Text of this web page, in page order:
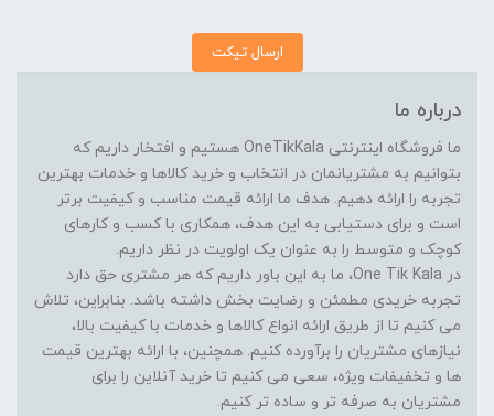
ارسال تیکت
درباره ما
ما فروشگاه اینترنتی OneTikKala هستیم و افتخار داریم که
بتوانیم به مشتریانمان در انتخاب و خرید کالاها و خدمات بهترین
تجربه را ارائه دهیم. هدف ما ارائه قیمت مناسب و کیفیت برتر
است و برای دستیابی به این هدف، همکاری با کسب و کارهای
کوچک و متوسط را به عنوان یک اولویت در نظر داریم.
در One Tik Kala، ما به این باور داریم که هر مشتری حق دارد
تجربه خریدی مطمئن و رضایت بخش داشته باشد. بنابراین، تلاش
می کنیم تا از طریق ارائه انواع کالاها و خدمات با کیفیت بالا،
نیازهای مشتریان را برآورده کنیم. همچنین، با ارائه بهترین قیمت
ها و تخفیفات ویژه، سعی می کنیم تا خرید آنلاین را برای
مشتریان به صرفه تر و ساده تر کنیم.